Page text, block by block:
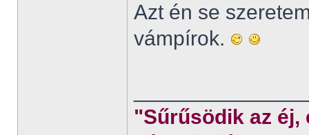
Azt én se
vámpírok.
"Sűrűsödik az éj,